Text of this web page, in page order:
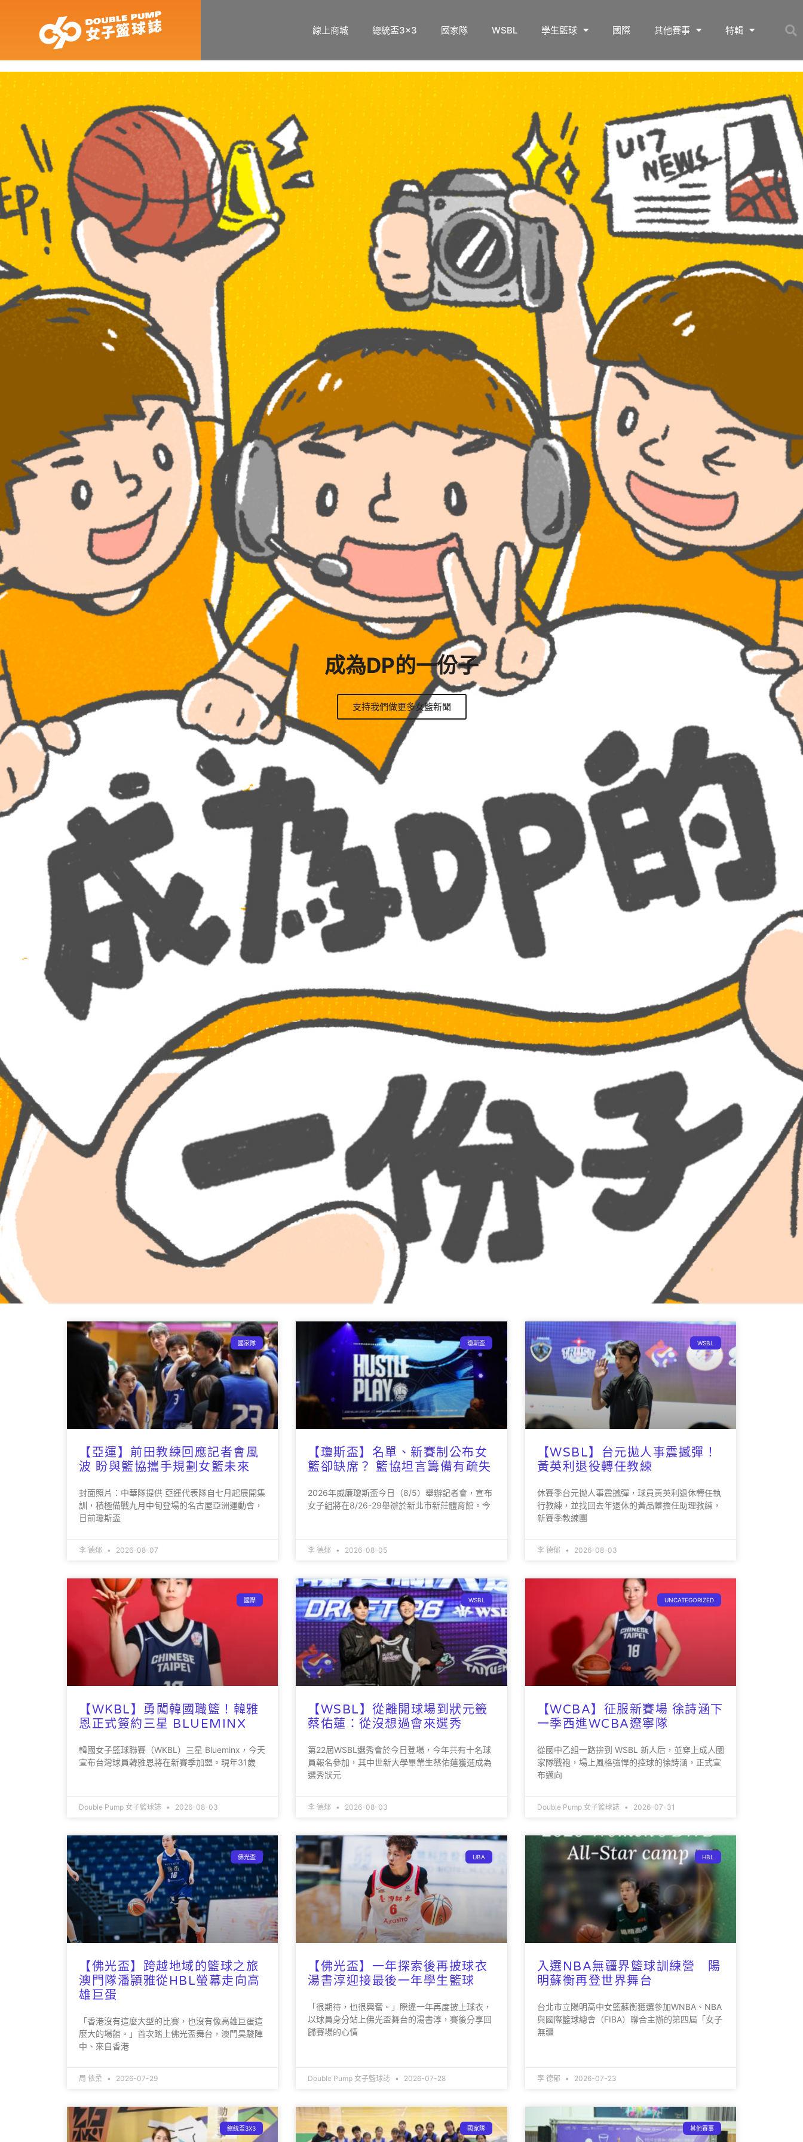
線上商城 總統盃3×3 國家隊 WSBL 學生籃球 國際 其他賽事 特輯
成為DP的一份子
支持我們做更多女籃新聞
國家隊
【亞運】前田教練回應記者會風
波 盼與籃協攜手規劃女籃未來
封面照片：中華隊提供 亞運代表隊自七月起展開集
訓，積極備戰九月中旬登場的名古屋亞洲運動會，
日前瓊斯盃
李 德郁 2026-08-07
瓊斯盃
【瓊斯盃】名單、新賽制公布女
籃卻缺席？ 籃協坦言籌備有疏失
2026年威廉瓊斯盃今日（8/5）舉辦記者會，宣布
女子組將在8/26-29舉辦於新北市新莊體育館。今
李 德郁 2026-08-05
WSBL
【WSBL】台元拋人事震撼彈！
黃英利退役轉任教練
休賽季台元抛人事震撼彈，球員黃英利退休轉任執
行教練，並找回去年退休的黃品蓁擔任助理教練，
新賽季教練團
李 德郁 2026-08-03
國際
【WKBL】勇闖韓國職籃！韓雅
恩正式簽約三星 BLUEMINX
韓國女子籃球聯賽（WKBL）三星 Blueminx，今天
宣布台灣球員韓雅恩將在新賽季加盟。現年31歲
Double Pump 女子籃球誌 2026-08-03
WSBL
【WSBL】從離開球場到狀元籤
蔡佑蓮：從沒想過會來選秀
第22屆WSBL選秀會於今日登場，今年共有十名球
員報名參加，其中世新大學畢業生蔡佑蓮獲選成為
選秀狀元
李 德郁 2026-08-03
UNCATEGORIZED
【WCBA】征服新賽場 徐詩涵下
一季西進WCBA遼寧隊
從國中乙組一路拚到 WSBL 新人后，並穿上成人國
家隊戰袍，場上風格強悍的控球的徐詩涵，正式宣
布邁向
Double Pump 女子籃球誌 2026-07-31
佛光盃
【佛光盃】跨越地域的籃球之旅
澳門隊潘頴雅從HBL螢幕走向高
雄巨蛋
「香港沒有這麼大型的比賽，也沒有像高雄巨蛋這
麼大的場館。」首次踏上佛光盃舞台，澳門昊駿陣
中、來自香港
周 依柔 2026-07-29
UBA
【佛光盃】一年探索後再披球衣
湯書淳迎接最後一年學生籃球
「很期待，也很興奮。」睽違一年再度披上球衣，
以球員身分站上佛光盃舞台的湯書淳，賽後分享回
歸賽場的心情
Double Pump 女子籃球誌 2026-07-28
HBL
入選NBA無疆界籃球訓練營 陽
明蘇衡再登世界舞台
台北市立陽明高中女籃蘇衡獲選參加WNBA、NBA
與國際籃球總會（FIBA）聯合主辦的第四屆「女子
無疆
李 德郁 2026-07-23
總統盃3X3 國家隊 其他賽事